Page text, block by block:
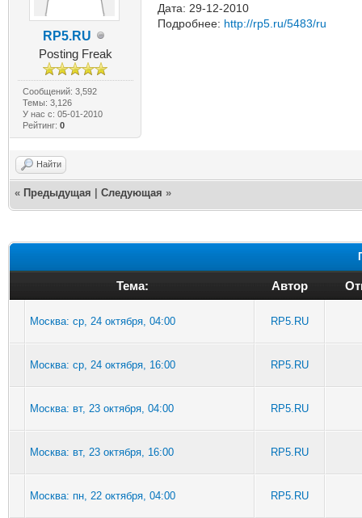
RP5.RU
Posting Freak
Сообщений: 3,592
Темы: 3,126
У нас с: 05-01-2010
Рейтинг: 0
Дата: 29-12-2010
Подробнее: http://rp5.ru/5483/ru
Найти
« Предыдущая Следующая »
Тема: Автор
Москва: ср, 24 октября, 04:00 RP5.RU
Москва: ср, 24 октября, 16:00 RP5.RU
Москва: вт, 23 октября, 04:00 RP5.RU
Москва: вт, 23 октября, 16:00 RP5.RU
Москва: пн, 22 октября, 04:00 RP5.RU